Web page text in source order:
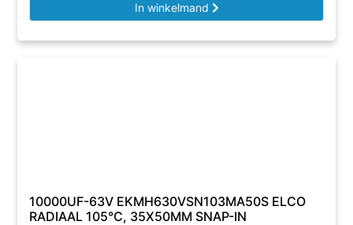
In winkelmand
10000UF-63V EKMH630VSN103MA50S ELCO
RADIAAL 105°C, 35X50MM SNAP-IN